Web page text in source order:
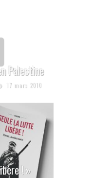
Palestine
17 mars 2010
! »